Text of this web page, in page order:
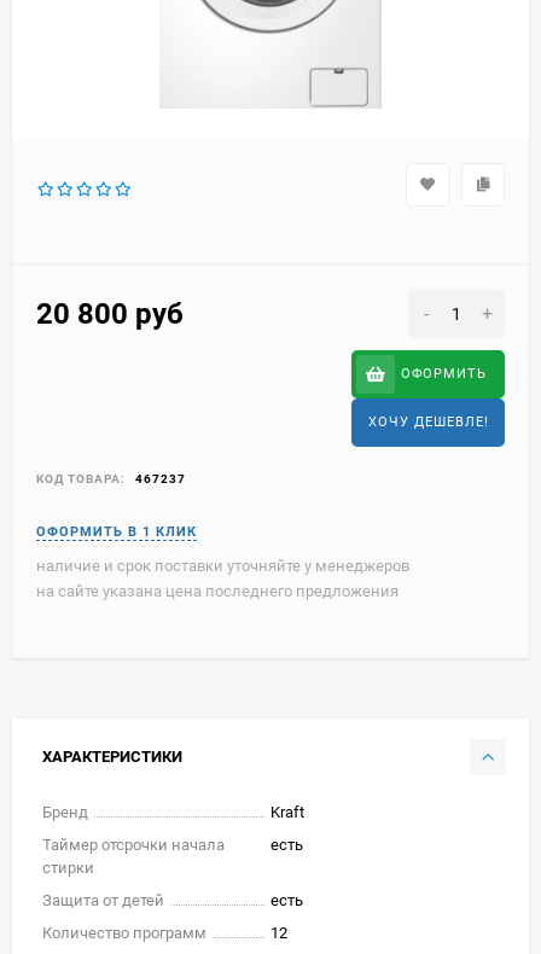
20 800 руб - +
ОФОРМИТЬ
ХОЧУ ДЕШЕВЛЕ!
КОД ТОВАРА: 467237
наличие и срок поставки уточняйте у менеджеров
на сайте указана цена последнего предложения
ХАРАКТЕРИСТИКИ
Бренд
Kraft
Таймер отсрочки начала
стирки
есть
Защита от детей
есть
Количество программ
12